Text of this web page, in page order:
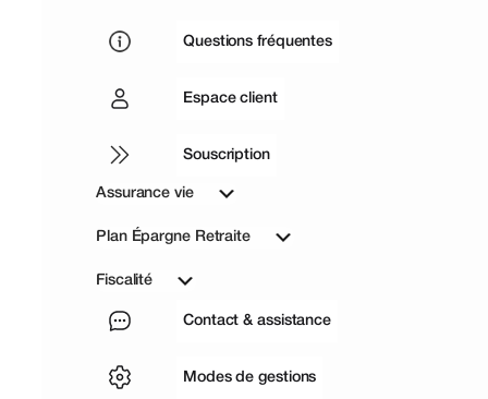
Questions fréquentes
Espace client
Souscription
Assurance vie
Plan Épargne Retraite
Fiscalité
Contact & assistance
Modes de gestions